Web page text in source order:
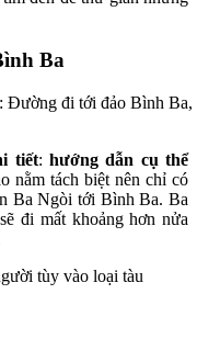
Ba
tiết: hướng dẫn cụ thể
nằm tách biệt nên chỉ có
Ba Ngòi tới Bình Ba. Ba
đi mất khoảng hơn nửa
tùy vào loại tàu